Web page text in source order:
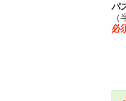
パ
必